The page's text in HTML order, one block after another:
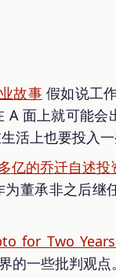
故事假如说工
A 面上就可能
活上也要投入
亿的乔迁自述
董承非之后
for Two
的一些批判观点。